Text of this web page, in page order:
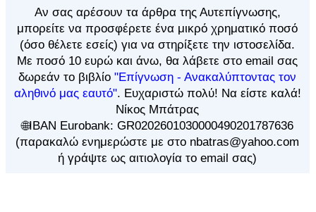
Αν σας αρέσουν τα άρθρα της Αυτεπίγνωσης,
μπορείτε να προσφέρετε ένα μικρό χρηματικό ποσό
(όσο θέλετε εσείς) για να στηρίξετε την ιστοσελίδα.
Με ποσό 10 ευρώ και άνω, θα λάβετε στο email σας
δωρεάν το βιβλίο"Επίγνωση - Ανακαλύπτοντας τον
αληθινό μας εαυτό". Ευχαριστώ πολύ! Να είστε καλά!
Νίκος Μπάτρας
🌐IBAN Eurobank: GR0202601030000490201787636
(παρακαλώ ενημερώστε με στο nbatras@yahoo.com
ή γράψτε ως αιτιολογία το email σας)